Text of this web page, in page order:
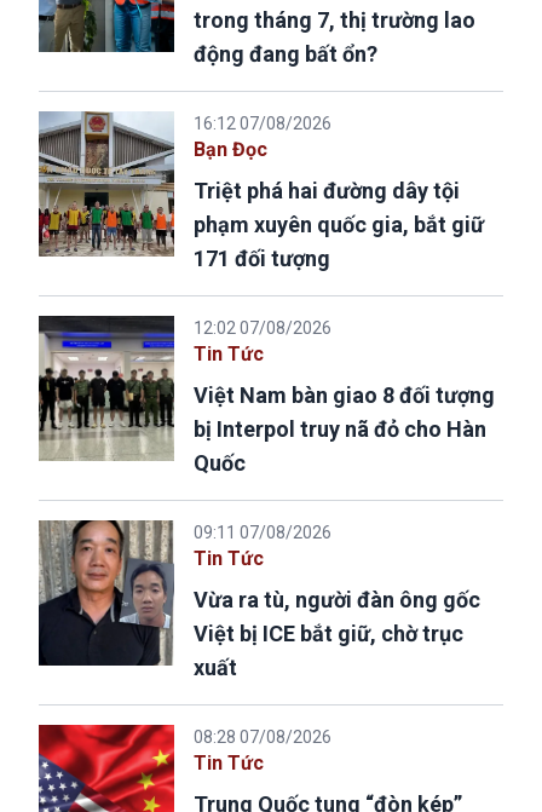
trong tháng 7, thị trường lao
động đang bất ổn?
16:12 07/08/2026
Bạn Đọc
Triệt phá hai đường dây tội
phạm xuyên quốc gia, bắt giữ
171 đối tượng
12:02 07/08/2026
Tin Tức
Việt Nam bàn giao 8 đối tượng
bị Interpol truy nã đỏ cho Hàn
Quốc
09:11 07/08/2026
Tin Tức
Vừa ra tù, người đàn ông gốc
Việt bị ICE bắt giữ, chờ trục
xuất
08:28 07/08/2026
Tin Tức
Trung Quốc tung “đòn kép”